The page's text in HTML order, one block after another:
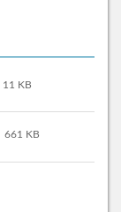
11 KB
661 KB